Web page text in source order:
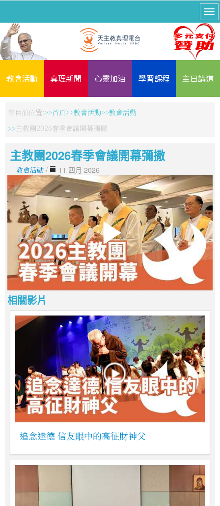
教會活動 真理新聞 心靈加油 學習課程 主日講道
你目前位置: 首頁 教會活動
教會活動
主教團2026春季會議開幕彌撒
主教團2026春季會議開幕彌撒
教會活動 / 11 四月 2026
相關影片
追念達德 信友眼中的高征財神父